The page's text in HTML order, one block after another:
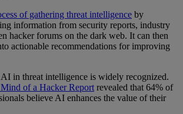
of gathering threat intelligence by
information from security reports, industry
hacker forums on the dark web. It can then
actionable recommendations for improving
in threat intelligence is widely recognized.
of a Hacker Report revealed that 64% of
believe AI enhances the value of their